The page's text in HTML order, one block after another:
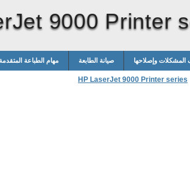
9000 Printer
مهام الطباعة صيانة الطابعة وإصلاحها
HP LaserJet 9000 Printer series